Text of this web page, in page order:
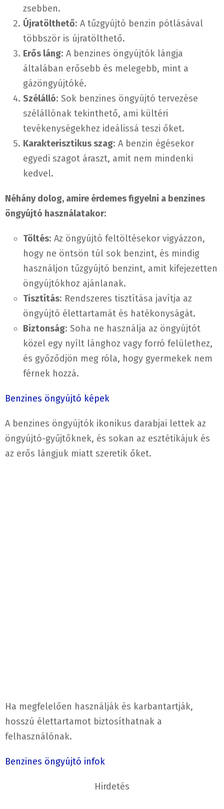
zsebben.
Újratölthető: A tűzgyújtó benzin pótlásával
többször is újratölthető.
Erős láng: A benzines öngyújtók lángja
általában erősebb és melegebb, mint a
gázöngyújtóké.
Szélálló: Sok benzines öngyújtó tervezése
szélállónak tekinthető, ami kültéri
tevékenységekhez ideálissá teszi őket.
Karakterisztikus szag: A benzin égésekor
egyedi szagot áraszt, amit nem mindenki
kedvel.
Néhány dolog, amire érdemes figyelni a benzines
öngyújtó használatakor:
Töltés: Az öngyújtó feltöltésekor vigyázzon,
hogy ne öntsön túl sok benzint, és mindig
használjon tűzgyújtó benzint, amit kifejezetten
öngyújtókhoz ajánlanak.
Tisztítás: Rendszeres tisztítása javítja az
öngyújtó élettartamát és hatékonyságát.
Biztonság: Soha ne használja az öngyújtót
közel egy nyílt lánghoz vagy forró felülethez,
és győződjön meg róla, hogy gyermekek nem
férnek hozzá.
Benzines öngyújtó képek
A benzines öngyújtók ikonikus darabjai lettek az
öngyújtó-gyűjtőknek, és sokan az esztétikájuk és
az erős lángjuk miatt szeretik őket.
Ha megfelelően használják és karbantartják,
hosszú élettartamot biztosíthatnak a
felhasználónak.
Benzines öngyújtó infok
Hirdetés